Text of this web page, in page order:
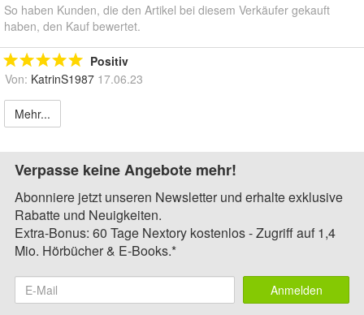
So haben Kunden, die den Artikel bei diesem Verkäufer gekauft
haben, den Kauf bewertet.
Positiv
Von: KatrinS1987 17.06.23
Mehr...
Verpasse keine Angebote mehr!
Abonniere jetzt unseren Newsletter und erhalte exklusive
Rabatte und Neuigkeiten.
Extra-Bonus: 60 Tage Nextory kostenlos - Zugriff auf 1,4
Mio. Hörbücher & E-Books.*
Anmelden